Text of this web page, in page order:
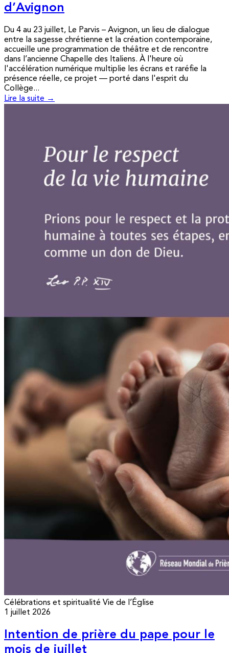
d’Avignon
Du 4 au 23 juillet, Le Parvis – Avignon, un lieu de dialogue
entre la sagesse chrétienne et la création contemporaine,
accueille une programmation de théâtre et de rencontre
dans l’ancienne Chapelle des Italiens. À l'heure où
l'accélération numérique multiplie les écrans et raréfie la
présence réelle, ce projet — porté dans l'esprit du
Collège...
Lire la suite →
Célébrations et spiritualité Vie de l’Église
1 juillet 2026
Intention de prière du pape pour le
mois de juillet